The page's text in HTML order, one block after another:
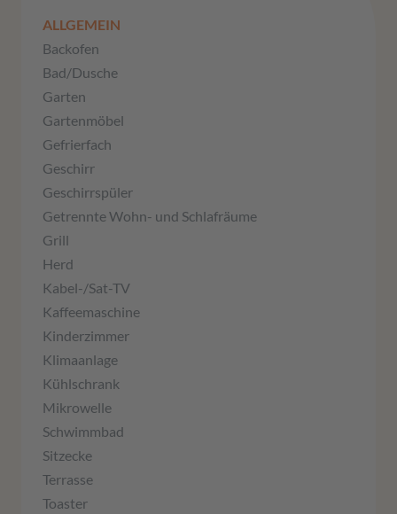
ALLGEMEIN
Backofen
Bad/Dusche
Garten
Gartenmöbel
Gefrierfach
Geschirr
Geschirrspüler
Getrennte Wohn- und Schlafräume
Grill
Herd
Kabel-/Sat-TV
Kaffeemaschine
Kinderzimmer
Klimaanlage
Kühlschrank
Mikrowelle
Schwimmbad
Sitzecke
Terrasse
Toaster